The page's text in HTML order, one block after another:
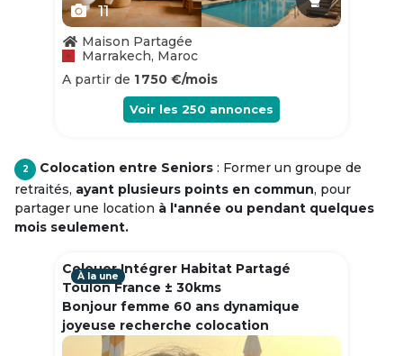
11
Maison Partagée
Marrakech, Maroc
A partir de 1 750 €/mois
Voir les 250 annonces
2 Colocation entre Seniors : Former un groupe de
retraités, ayant plusieurs points en commun, pour
partager une location à l'année ou pendant quelques
mois seulement.
Colouer Intégrer Habitat Partagé
Toulon France ± 30kms
Bonjour femme 60 ans dynamique
joyeuse recherche colocation
À la une